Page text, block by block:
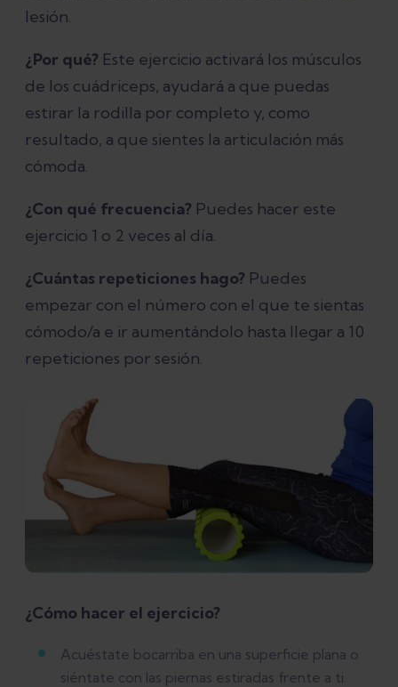
lesión.
¿Por qué? Este ejercicio activará los músculos
de los cuádriceps, ayudará a que puedas
estirar la rodilla por completo y, como
resultado, a que sientes la articulación más
cómoda.
¿Con qué frecuencia? Puedes hacer este
ejercicio 1 o 2 veces al día.
¿Cuántas repeticiones hago? Puedes
empezar con el número con el que te sientas
cómodo/a e ir aumentándolo hasta llegar a 10
repeticiones por sesión.
¿Cómo hacer el ejercicio?
Acuéstate bocarriba en una superficie plana o
siéntate con las piernas estiradas frente a ti.